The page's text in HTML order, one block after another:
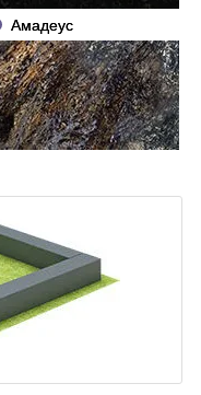
Амадеус